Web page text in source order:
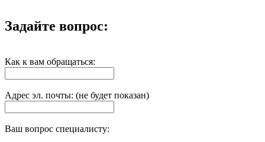
Задайте вопрос:
Как к вам обращаться:
Адрес эл. почты: (не будет показан)
Ваш вопрос специалисту: